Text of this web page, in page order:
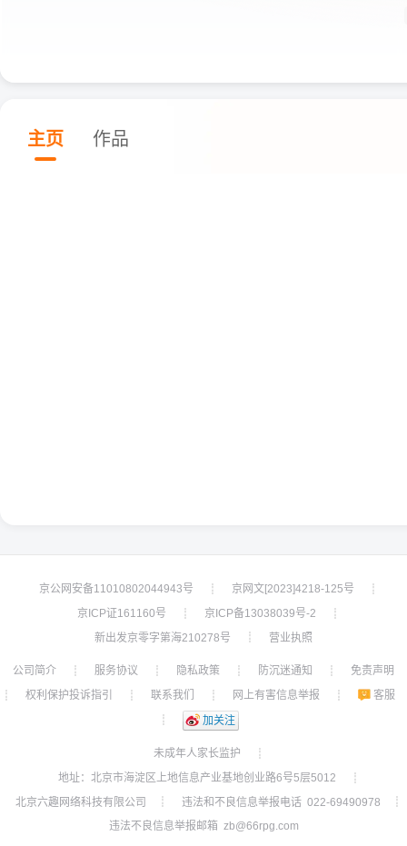
主页 作品
京公网安备11010802044943号 ┊ 京网文[2023]4218-125号
┊
京ICP证161160号
┊ 京ICP备13038039号-2
┊
新出发京零字第海210278号
┊ 营业执照
公司简介 ┊ 服务协议 ┊ 隐私政策 ┊ 防沉迷通知 ┊
免责声明
┊
权利保护投诉指引 ┊ 联系我们 ┊ 网上有害信息举报 ┊
客服
┊
加关注
未成年人家长监护
┊
地址：北京市海淀区上地信息产业基地创业路6号5层5012
┊
北京六趣网络科技有限公司
┊ 违法和不良信息举报电话 022-69490978
┊
违法不良信息举报邮箱 zb@66rpg.com